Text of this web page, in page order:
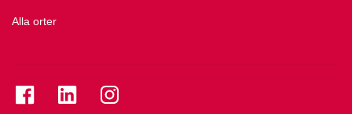
Alla orter
Se folkuniversitetet på Facebook
Se folkuniversitetet på LinkedIn